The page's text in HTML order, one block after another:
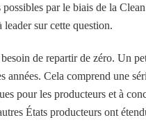
possibles par le biais de la
sur cette question.
de repartir de zéro. Un
années. Cela comprend une
pour les producteurs et à
États producteurs ont